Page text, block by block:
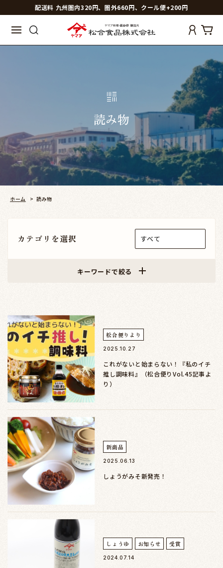
配送料 九州圏内320円、圏外660円、クール便+200円
読み物
ホーム > 読み物
カテゴリを選択
キーワードで絞る
松合便りより
2025.10.27
これがないと始まらない！『私のイチ
推し調味料』（松合便りVol.45記事よ
り）
新商品
2025.06.13
しょうがみそ新発売！
しょうゆ お知らせ 受賞
2024.07.14